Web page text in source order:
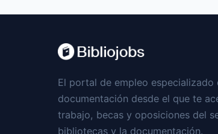
El portal de empleo especializado
documentación desde el que te
trabajo, becas y oposiciones del
bibliotecas y la documentación.